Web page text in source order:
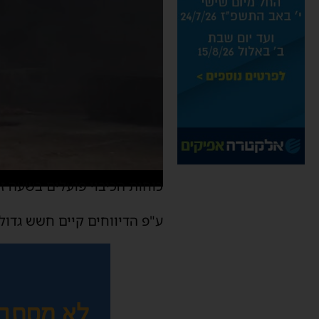
כוחות הכיבוי פועלים
ע"פ הדיווחים קיים חשש